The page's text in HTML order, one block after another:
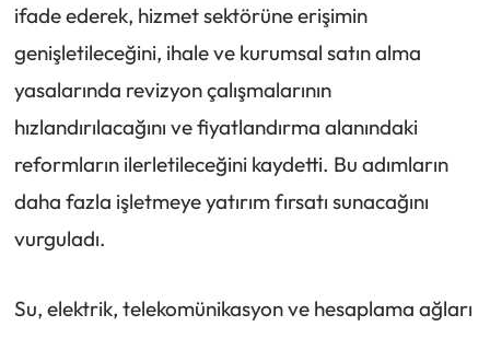
ifade ederek, hizmet sektörüne erişimin
genişletileceğini, ihale ve kurumsal satın alma
yasalarında revizyon çalışmalarının
hızlandırılacağını ve fiyatlandırma alanındaki
reformların ilerletileceğini kaydetti. Bu adımların
daha fazla işletmeye yatırım fırsatı sunacağını
vurguladı.
Su, elektrik, telekomünikasyon ve hesaplama ağları